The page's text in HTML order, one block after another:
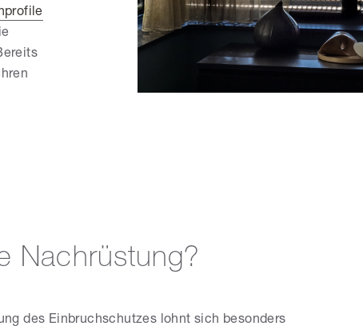
Nachrüstung?
des Einbruchschutzes lohnt sich besonders